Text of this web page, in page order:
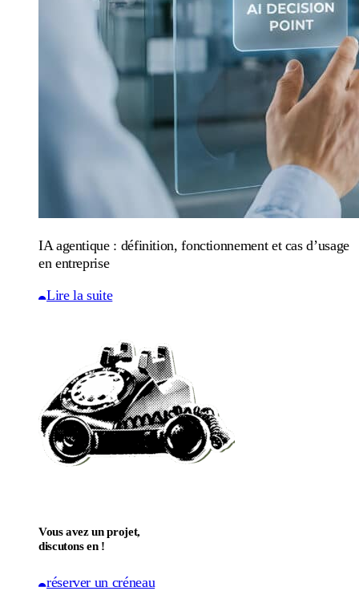
IA agentique : définition, fonctionnement et cas d’usage
en entreprise
Lire la suite
Vous avez un projet,
discutons en !
réserver un créneau